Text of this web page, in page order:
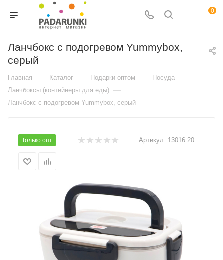
0
Ланчбокс с подогревом Yummybox,
серый
Главная — Каталог — Подарки оптом — Посуда —
Ланчбоксы (контейнеры для еды) —
Ланчбокс с подогревом Yummybox, серый
Только опт Артикул: 13016.20